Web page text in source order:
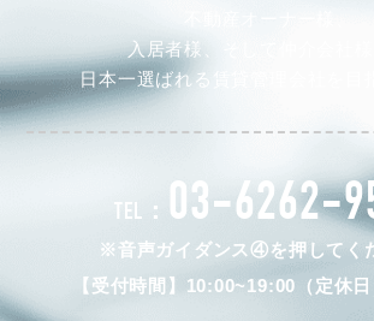
入居者様、そして仲介会社様
日本一選ばれる賃貸管理会社を目
TEL： 03-6262-
※音声ガイダンス④を押してく
【受付時間】10:00~19:00（定休日